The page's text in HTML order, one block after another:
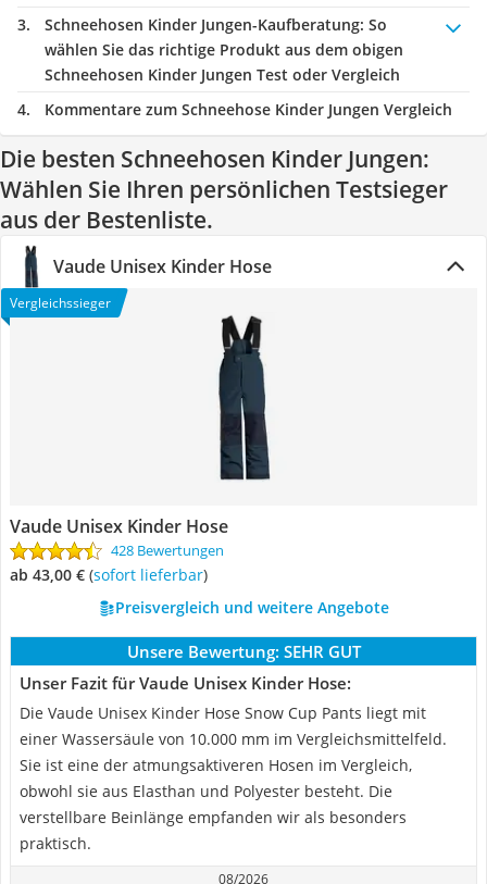
Schneehosen Kinder Jungen-Kaufberatung: So
wählen Sie das richtige Produkt aus dem obigen
Schneehosen Kinder Jungen Test oder Vergleich
Kommentare zum Schneehose Kinder Jungen Vergleich
Die besten Schneehosen Kinder Jungen:
Wählen Sie Ihren persönlichen Testsieger
aus der Bestenliste.
Vaude Unisex Kinder Hose
Vergleichssieger
Vaude Unisex Kinder Hose
428 Bewertungen
ab 43,00 € ( Sofort lieferbar)
Preisvergleich und weitere Angebote
Unsere Bewertung: SEHR GUT
Unser Fazit für Vaude Unisex Kinder Hose:
Die Vaude Unisex Kinder Hose Snow Cup Pants liegt mit
einer Wassersäule von 10.000 mm im Vergleichsmittelfeld.
Sie ist eine der atmungsaktiveren Hosen im Vergleich,
obwohl sie aus Elasthan und Polyester besteht. Die
verstellbare Beinlänge empfanden wir als besonders
praktisch.
08/2026